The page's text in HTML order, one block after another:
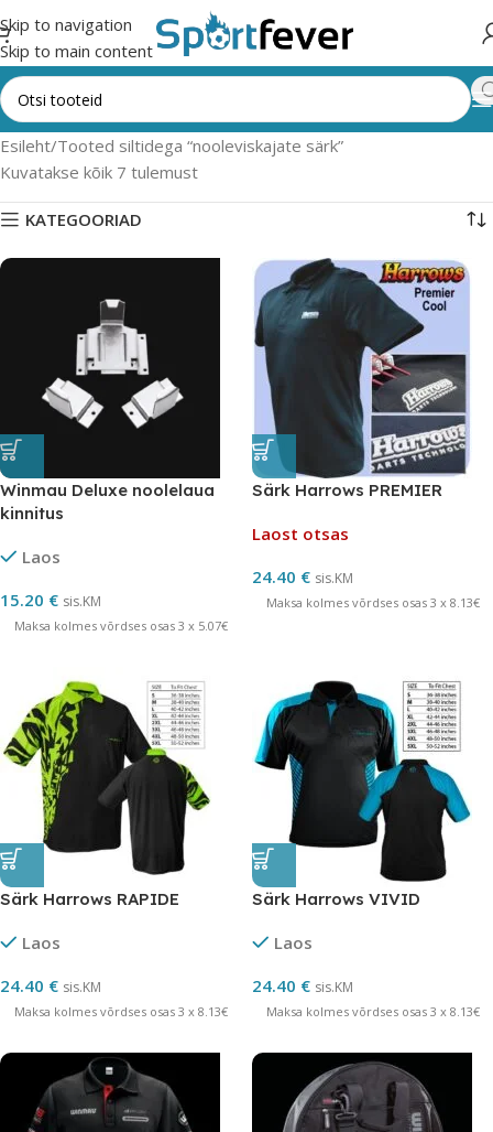
Skip to navigation
Skip to main content
Esileht Tooted siltidega “nooleviskajate särk”
Kuvatakse kõik 7 tulemust
KATEGOORIAD
Winmau Deluxe noolelaua
kinnitus
Laos
15.20 € sis.KM
Maksa kolmes võrdses osas 3 x 5.07€
Särk Harrows PREMIER
Laost otsas
24.40 € sis.KM
Maksa kolmes võrdses osas 3 x 8.13€
Särk Harrows RAPIDE
Laos
24.40 € sis.KM
Maksa kolmes võrdses osas 3 x 8.13€
Särk Harrows VIVID
Laos
24.40 € sis.KM
Maksa kolmes võrdses osas 3 x 8.13€